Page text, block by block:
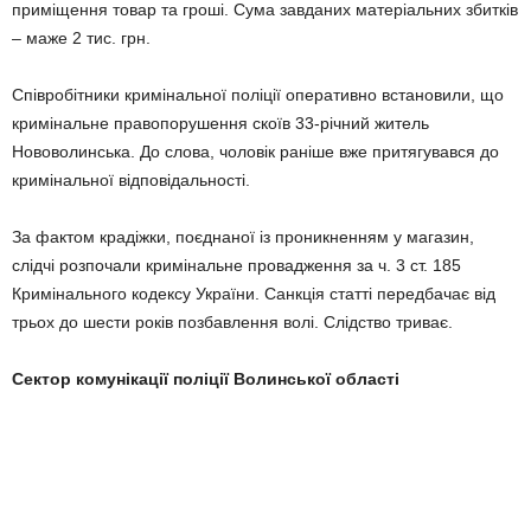
приміщення товар та гроші. Сума завданих матеріальних збитків
– маже 2 тис. грн.
Співробітники кримінальної поліції оперативно встановили, що
кримінальне правопорушення скоїв 33-річний житель
Нововолинська. До слова, чоловік раніше вже притягувався до
кримінальної відповідальності.
За фактом крадіжки, поєднаної із проникненням у магазин,
слідчі розпочали кримінальне провадження за ч. 3 ст. 185
Кримінального кодексу України. Санкція статті передбачає від
трьох до шести років позбавлення волі. Слідство триває.
Сектор комунікації поліції Волинської області